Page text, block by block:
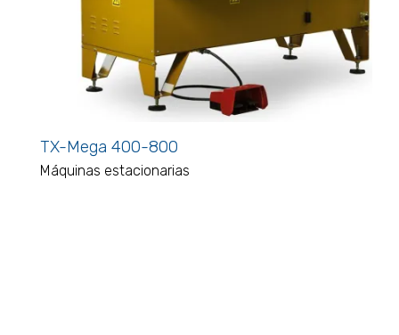
TX-Mega 400-800
Máquinas estacionarias